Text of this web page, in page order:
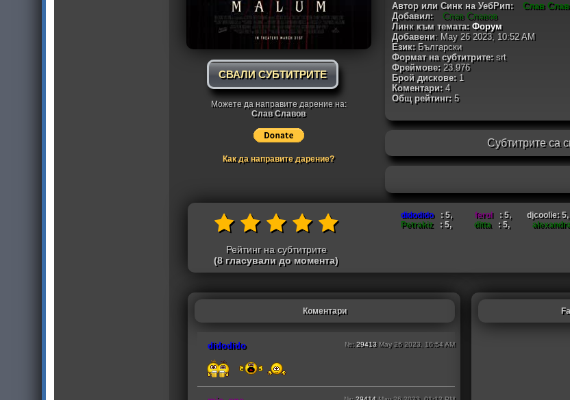
СВАЛИ СУБТИТРИТЕ
Можете да направите дарение на:
Слав Славов
Как да направите дарение?
Автор или Синк на УебРип:
Слав
Добавил:
Слав Славов
Линк към темата: Форум
Добавени: May 26 2023, 10:52 AM
Език:Български
Формат на субтитрите:srt
Фреймове:23.976
Брой дискове:1
Коментари: 4
Общ рейтинг:5
Субтитрите са
Рейтинг на субтитрите
(8 гласували до момента)
didodido : 5, ferol : 5, djcoolie: 5,
Petrakiz
: 5, ditta : 5,
Коментари
didodido №:29413May 26 2023, 10:54 AM